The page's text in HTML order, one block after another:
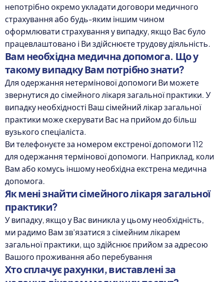
непотрібно окремо укладати договори медичного
страхування або будь-яким іншим чином
оформлювати страхування у випадку, якщо Вас було
працевлаштовано і Ви здійснюєте трудову діяльність.
Вам необхідна медична допомога. Що у
такому випадку Вам потрібно знати?
Для одержання нетермінової допомоги Ви можете
звернутися до сімейного лікаря загальної практики. У
випадку необхідності Ваш сімейний лікар загальної
практики може скерувати Вас на прийом до більш
вузького спеціаліста.
Ви телефонуєте за номером екстреної допомоги 112
для одержання термінової допомоги. Наприклад, коли
Вам або комусь іншому необхідна екстрена медична
допомога.
Як мені знайти сімейного лікаря загальної
практики?
У випадку, якщо у Вас виникла у цьому необхідність,
ми радимо Вам зв'язатися з сімейним лікарем
загальної практики, що здійснює прийом за адресою
Вашого проживання або перебування
Хто сплачує рахунки, виставлені за